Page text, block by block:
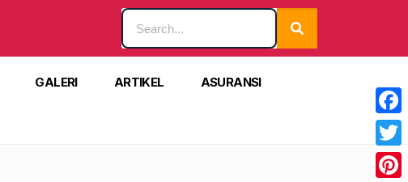
GALERI ARTIKEL ASURANSI